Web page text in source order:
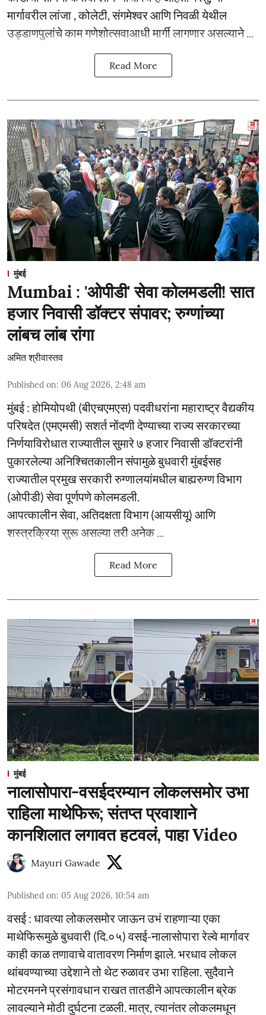
मार्गावरील लांजा , कोलेटी, संगमेश्वर आणि निवळी येथील
उड्डाणपुलांचे काम गणेशोत्सवाआधी मार्गी लागणार असल्याने ...
Read More
मुंबई
Mumbai : 'ओपीडी' सेवा कोलमडली! सात
हजार निवासी डॉक्टर संपावर; रुग्णांच्या
लांबच लांब रांगा
अमित श्रीवास्तव
Published on: 06 Aug 2026, 2:48 am
मुंबई : होमियोपथी (बीएचएमएस) पदवीधरांना महाराष्ट्र वैद्यकीय
परिषदेत (एमएमसी) सशर्त नोंदणी देण्याच्या राज्य सरकारच्या
निर्णयाविरोधात राज्यातील सुमारे ७ हजार निवासी डॉक्टरांनी
पुकारलेल्या अनिश्चितकालीन संपामुळे बुधवारी मुंबईसह
राज्यातील प्रमुख सरकारी रुग्णालयांमधील बाह्यरुग्ण विभाग
(ओपीडी) सेवा पूर्णपणे कोलमडली.
आपत्कालीन सेवा, अतिदक्षता विभाग (आयसीयू) आणि
शस्त्रक्रिया सुरू असल्या तरी अनेक ...
Read More
मुंबई
नालासोपारा-वसईदरम्यान लोकलसमोर उभा
राहिला माथेफिरू; संतप्त प्रवाशाने
कानशिलात लगावत हटवलं, पाहा Video
Mayuri Gawade
Published on: 05 Aug 2026, 10:54 am
वसई : धावत्या लोकलसमोर जाऊन उभं राहणाऱ्या एका
माथेफिरूमुळे बुधवारी (दि.०५) वसई-नालासोपारा रेल्वे मार्गावर
काही काळ तणावाचे वातावरण निर्माण झाले. भरधाव लोकल
थांबवण्याच्या उद्देशाने तो थेट रुळावर उभा राहिला. सुदैवाने
मोटरमनने प्रसंगावधान राखत तातडीने आपत्कालीन ब्रेक
लावल्याने मोठी दुर्घटना टळली. मात्र, त्यानंतर लोकलमधून